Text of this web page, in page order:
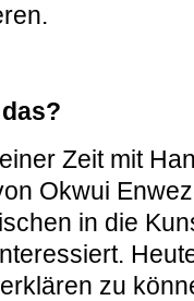
Zeit mit
Okwui
in die
zu